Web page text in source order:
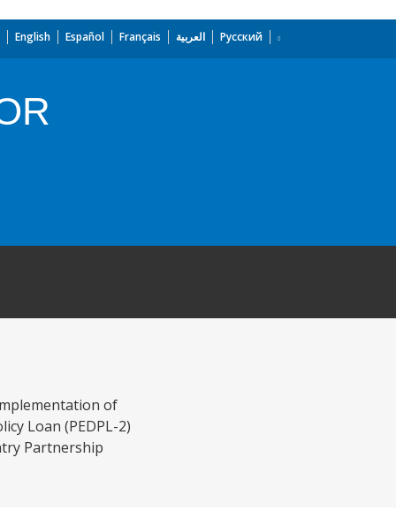
English Español Français العربية Русский
of
Loan (PEDPL-2)
Partnership